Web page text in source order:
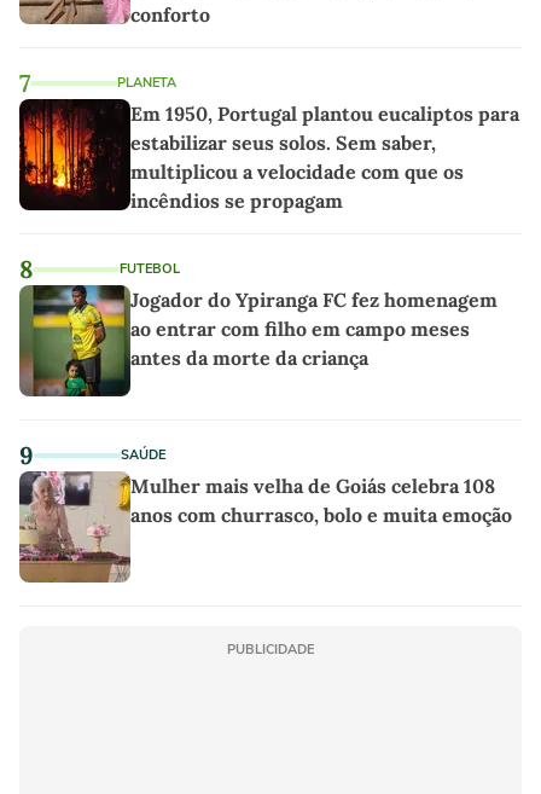
conforto
7 PLANETA
Em 1950, Portugal plantou eucaliptos para
estabilizar seus solos. Sem saber,
multiplicou a velocidade com que os
incêndios se propagam
8 FUTEBOL
Jogador do Ypiranga FC fez homenagem
ao entrar com filho em campo meses
antes da morte da criança
9 SAÚDE
Mulher mais velha de Goiás celebra 108
anos com churrasco, bolo e muita emoção
PUBLICIDADE